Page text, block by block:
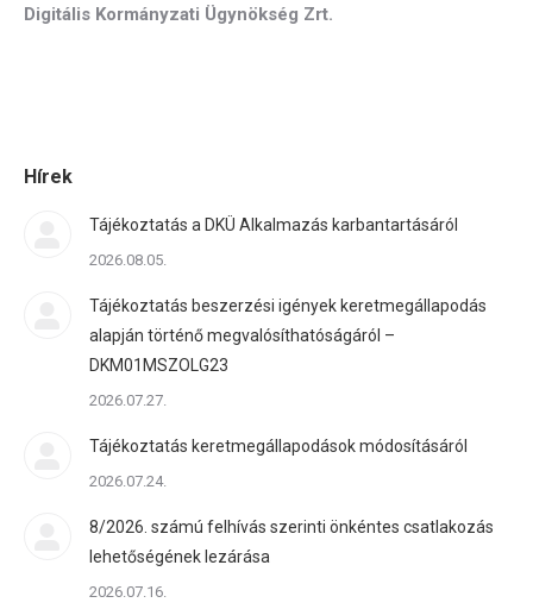
Digitális Kormányzati Ügynökség Zrt.
Hírek
Tájékoztatás a DKÜ Alkalmazás karbantartásáról
2026.08.05.
Tájékoztatás beszerzési igények keretmegállapodás
alapján történő megvalósíthatóságáról –
DKM01MSZOLG23
2026.07.27.
Tájékoztatás keretmegállapodások módosításáról
2026.07.24.
8/2026. számú felhívás szerinti önkéntes csatlakozás
lehetőségének lezárása
2026.07.16.